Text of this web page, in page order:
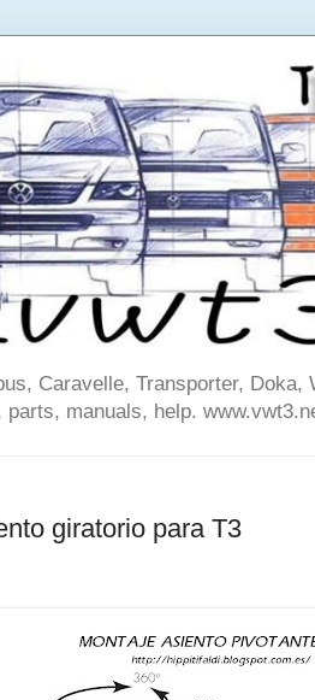
Caravelle, Transporter,
manuals, help.
giratorio para T3